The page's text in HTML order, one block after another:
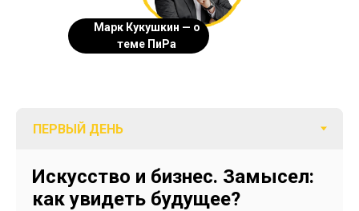
Марк Кукушкин — о
теме ПиРа
Искусство и бизнес. Замысел:
как увидеть будущее?